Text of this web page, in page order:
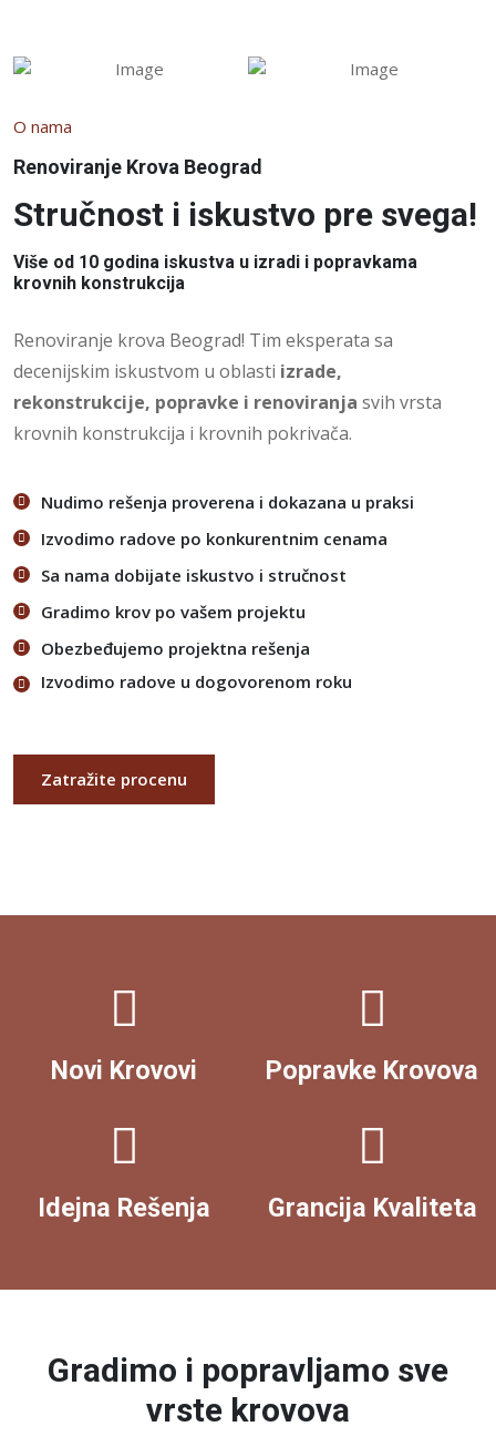
O nama
Renoviranje Krova Beograd
Stručnost i iskustvo pre svega!
Više od 10 godina iskustva u izradi i popravkama
krovnih konstrukcija
Renoviranje krova Beograd! Tim eksperata sa
decenijskim iskustvom u oblasti izrade,
rekonstrukcije, popravke i renoviranja svih vrsta
krovnih konstrukcija i krovnih pokrivača.
Nudimo rešenja proverena i dokazana u praksi
Izvodimo radove po konkurentnim cenama
Sa nama dobijate iskustvo i stručnost
Gradimo krov po vašem projektu
Obezbeđujemo projektna rešenja
Izvodimo radove u dogovorenom roku
Zatražite procenu
Novi Krovovi Popravke Krovova
Idejna Rešenja Grancija Kvaliteta
Gradimo i popravljamo sve
vrste krovova